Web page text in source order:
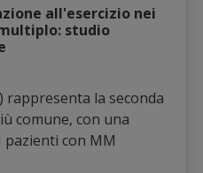
all'esercizio nei
studio
la seconda
comune, con una
pazienti con MM